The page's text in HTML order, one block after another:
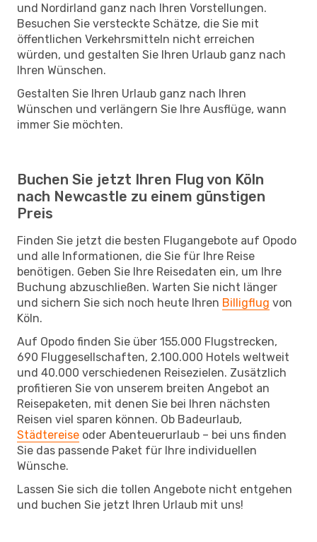
und Nordirland ganz nach Ihren Vorstellungen.
Besuchen Sie versteckte Schätze, die Sie mit
öffentlichen Verkehrsmitteln nicht erreichen
würden, und gestalten Sie Ihren Urlaub ganz nach
Ihren Wünschen.
Gestalten Sie Ihren Urlaub ganz nach Ihren
Wünschen und verlängern Sie Ihre Ausflüge, wann
immer Sie möchten.
Buchen Sie jetzt Ihren Flug von Köln
nach Newcastle zu einem günstigen
Preis
Finden Sie jetzt die besten Flugangebote auf Opodo
und alle Informationen, die Sie für Ihre Reise
benötigen. Geben Sie Ihre Reisedaten ein, um Ihre
Buchung abzuschließen. Warten Sie nicht länger
und sichern Sie sich noch heute Ihren Billigflug von
Köln.
Auf Opodo finden Sie über 155.000 Flugstrecken,
690 Fluggesellschaften, 2.100.000 Hotels weltweit
und 40.000 verschiedenen Reisezielen. Zusätzlich
profitieren Sie von unserem breiten Angebot an
Reisepaketen, mit denen Sie bei Ihren nächsten
Reisen viel sparen können. Ob Badeurlaub,
Städtereise oder Abenteuerurlaub – bei uns finden
Sie das passende Paket für Ihre individuellen
Wünsche.
Lassen Sie sich die tollen Angebote nicht entgehen
und buchen Sie jetzt Ihren Urlaub mit uns!